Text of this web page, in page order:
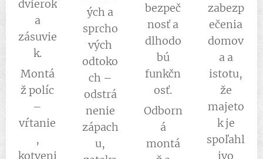
dvierok
a
zásuvie
k.
Montá
ž políc
–
vŕtanie
,
kotveni
ých a
sprcho
vých
odtoko
ch –
odstrá
nenie
zápach
u,
bezpeč
nosť a
dlhodo
bú
funkčn
osť.
Odborn
á
montá
zabezp
ečenia
domov
a a
istotu,
že
majeto
k je
spoľahl
ivo